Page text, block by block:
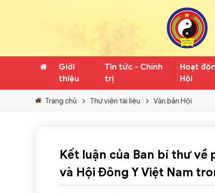
Giới
thiệu
Tin tức - Chính
trị
Hoạt
Hội
Trang chủ Thư viện tài liệu Văn bản Hội
Kết luận của Ban bí thư
và Hội Đông Y Việt Nam